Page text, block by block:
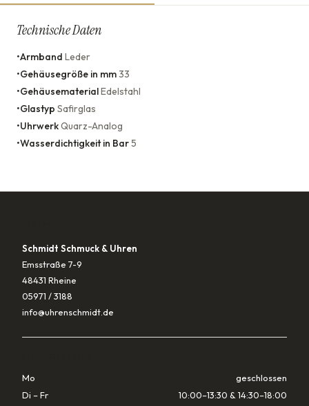
Technische Daten
•Armband Leder
•Gehäusegröße in mm33
•GehäusematerialEdelstahl
•Glastyp Safirglas
•UhrwerkQuarz-Analog
•Wasserdichtigkeit in Bar5
Schmidt Schmuck & Uhren
Emsstraße 7-9
48431 Rheine
05971 / 3188
info@uhrenschmidt.de
Mo
geschlossen
Di – Fr
10:00–13:30 & 14:30–18:00